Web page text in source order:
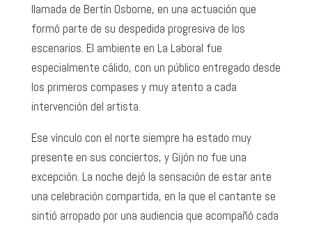
llamada de Bertín Osborne, en una actuación que
formó parte de su despedida progresiva de los
escenarios. El ambiente en La Laboral fue
especialmente cálido, con un público entregado desde
los primeros compases y muy atento a cada
intervención del artista.
Ese vínculo con el norte siempre ha estado muy
presente en sus conciertos, y Gijón no fue una
excepción. La noche dejó la sensación de estar ante
una celebración compartida, en la que el cantante se
sintió arropado por una audiencia que acompañó cada